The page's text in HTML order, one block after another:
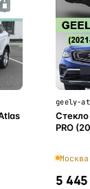
geely-
Стекло
PRO
5